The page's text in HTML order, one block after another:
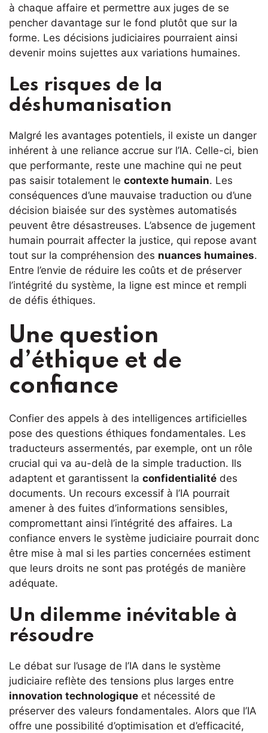
à chaque affaire et permettre aux juges de se
pencher davantage sur le fond plutôt que sur la
forme. Les décisions judiciaires pourraient ainsi
devenir moins sujettes aux variations humaines.
Les risques de la
déshumanisation
Malgré les avantages potentiels, il existe un danger
inhérent à une reliance accrue sur l’IA. Celle-ci, bien
que performante, reste une machine qui ne peut
pas saisir totalement le contexte humain. Les
conséquences d’une mauvaise traduction ou d’une
décision biaisée sur des systèmes automatisés
peuvent être désastreuses. L’absence de jugement
humain pourrait affecter la justice, qui repose avant
tout sur la compréhension des nuances humaines.
Entre l’envie de réduire les coûts et de préserver
l’intégrité du système, la ligne est mince et rempli
de défis éthiques.
Une question
d’éthique et de
confiance
Confier des appels à des intelligences artificielles
pose des questions éthiques fondamentales. Les
traducteurs assermentés, par exemple, ont un rôle
crucial qui va au-delà de la simple traduction. Ils
adaptent et garantissent la confidentialité des
documents. Un recours excessif à l’IA pourrait
amener à des fuites d’informations sensibles,
compromettant ainsi l’intégrité des affaires. La
confiance envers le système judiciaire pourrait donc
être mise à mal si les parties concernées estiment
que leurs droits ne sont pas protégés de manière
adéquate.
Un dilemme inévitable à
résoudre
Le débat sur l’usage de l’IA dans le système
judiciaire reflète des tensions plus larges entre
innovation technologique et nécessité de
préserver des valeurs fondamentales. Alors que l’IA
offre une possibilité d’optimisation et d’efficacité,